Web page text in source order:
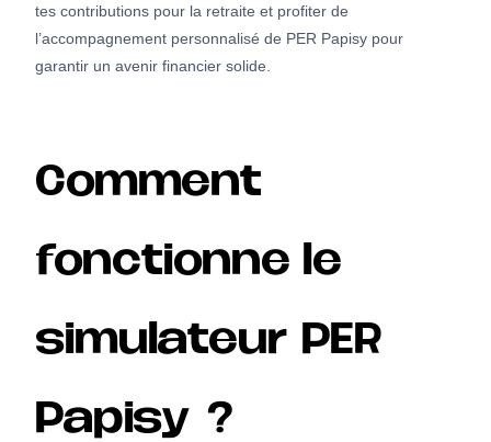
tes contributions pour la retraite et profiter de
l’accompagnement personnalisé de PER Papisy pour
garantir un avenir financier solide.
Comment
fonctionne le
simulateur PER
Papisy ?